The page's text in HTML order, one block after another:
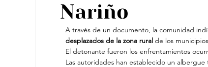
Nariño
A través de un documento, la comunidad
desplazados de la zona rural de los
El detonante fueron los enfrentamientos
Las autoridades han establecido un